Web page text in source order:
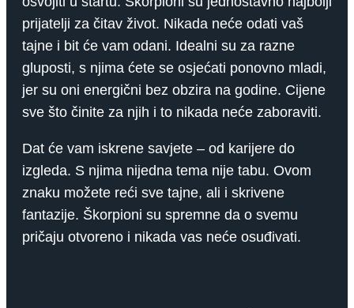
prijatelji za čitav život. Nikada neće odati vaš
tajne i bit će vam odani. Idealni su za razne
gluposti, s njima ćete se osjećati ponovno mladi,
jer su oni energični bez obzira na godine. Cijene
sve što činite za njih i to nikada neće zaboraviti.
Dat će vam iskrene savjete – od karijere do
izgleda. S njima nijedna tema nije tabu. Ovom
znaku možete reći sve tajne, ali i skrivene
fantazije. Škorpioni su spremne da o svemu
pričaju otvoreno i nikada vas neće osuđivati.